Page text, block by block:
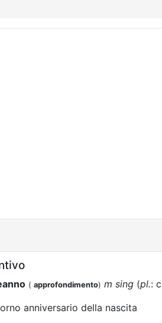
( approfondimento) m sing (pl.:
anniversario della nascita